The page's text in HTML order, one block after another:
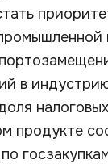
в
продукте